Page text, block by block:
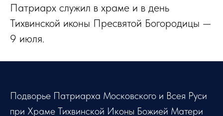
Патриарх служил в храме и в день
Тихвинской иконы Пресвятой Богородицы —
9 июля.
Подворье Патриарха Московского и Всея Руси
при Храме Тихвинской Иконы Божией Матери